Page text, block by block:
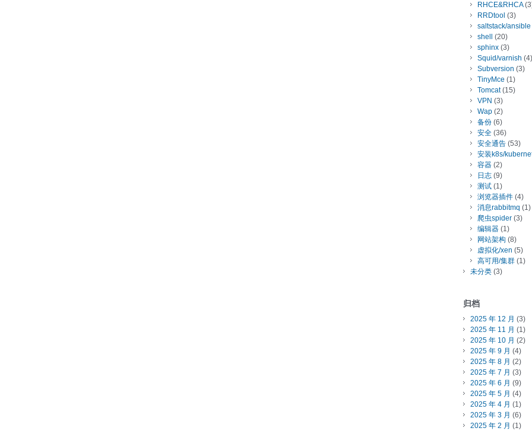
RHCE&RHCA
RRDtool (3)
saltstack/ansible
shell
(20)
sphinx (3)
Squid/varnish (4)
Subversion (3)
TinyMce (1)
Tomcat(15)
VPN (3)
Wap (2)
备份 (6)
安全 (36)
安全通告 (53)
安装k8s/
容器 (2)
日志 (9)
测试 (1)
浏览器插件 (4)
消息rabbitmq (1)
爬虫spider (3)
编辑器 (1)
网站架构 (8)
虚拟化/xen (5)
高可用/集群 (1)
未分类 (3)
归档
2025 年 12 月 (3)
2025 年 11 月 (1)
2025 年 10 月 (2)
2025 年 9 月 (4)
2025 年 8 月 (2)
2025 年 7 月 (3)
2025 年 6 月 (9)
2025 年 5 月 (4)
2025 年 4 月 (1)
2025 年 3 月 (6)
2025 年 2 月 (1)